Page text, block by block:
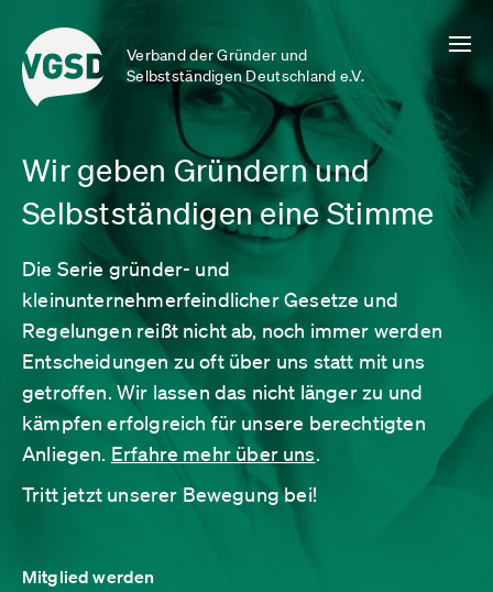
Verband der Gründer und
Selbstständigen Deutschland e.V.
Wir geben Gründern und
Selbstständigen eine Stimme
Die Serie gründer- und
kleinunternehmerfeindlicher Gesetze und
Regelungen reißt nicht ab, noch immer werden
Entscheidungen zu oft über uns statt mit uns
getroffen. Wir lassen das nicht länger zu und
kämpfen erfolgreich für unsere berechtigten
Anliegen. Erfahre mehr über uns.
Tritt jetzt unserer Bewegung bei!
Mitglied werden